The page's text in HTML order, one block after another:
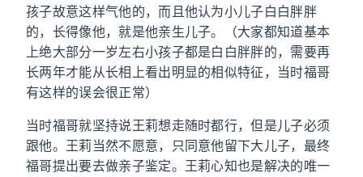
孩子故意这样气他的，而且他认为小儿子白白胖胖
的，长得像他，就是他亲生儿子。（大家都知道基本
上绝大部分一岁左右小孩子都是白白胖胖的，需要再
长两年才能从长相上看出明显的相似特征，当时福哥
有这样的误会很正常）
当时福哥就坚持说王莉想走随时都行，但是儿子必须
跟他。王莉当然不愿意，只同意他留下大儿子，最终
福哥提出要去做亲子鉴定。王莉心知也是解决的唯一